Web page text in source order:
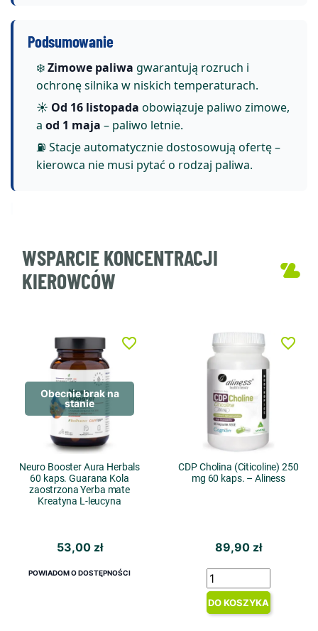
Podsumowanie
❄️Zimowe paliwa gwarantują rozruch i
ochronę silnika w niskich temperaturach.
☀️ Od 16 listopada obowiązuje paliwo zimowe,
a od 1 maja – paliwo letnie.
⛽ Stacje automatycznie dostosowują ofertę –
kierowca nie musi pytać o rodzaj paliwa.
WSPARCIE KONCENTRACJI
KIEROWCÓW
Obecnie brak na
stanie
Neuro Booster Aura Herbals
60 kaps. Guarana Kola
zaostrzona Yerba mate
Kreatyna L-leucyna
53,00 zł
POWIADOM O DOSTĘPNOŚCI
favorite_border
CDP Cholina (Citicoline) 250
mg 60 kaps. – Aliness
89,90 zł
DO KOSZYKA
favorite_border